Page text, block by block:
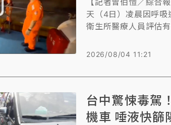
【記者曾伯愷／綜合
天（4日）凌晨因呼吸
衛生所醫療人員評估
艇，10分鐘內從北竿
天，馬祖海巡隊已執
安檢所與相關岸海單
2026/08/04 11:21
台中驚悚毒駕
機車 唾液快篩